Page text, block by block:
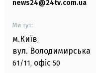
news24@24tv.com.ua
Ми тут:
м.Київ,
вул. Володимирська
61/11, офіс 50